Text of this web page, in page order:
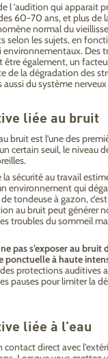
l ’audition qui apparait
60-70 ans, et plus de
normal du
selon les sujets, en
environnementaux. Des
également, un
de la dégradation des
du système
liée au bruit
bruit est l’une des
certain seuil, le niveau
sécurité au travail
environnement qui
tondeuse à gazon,
au bruit peut générer
troubles du sommeil
ne pas s’exposer au
ponctuelle à haute
protections auditives
pauses pour limiter la
liée à l’eau
contact direct avec